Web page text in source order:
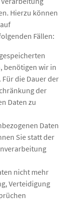
Hierzu können
Fällen:
benötigen wir in
die Dauer der
der
Daten zu
Daten
Sie statt der
nicht mehr
Verteidigung